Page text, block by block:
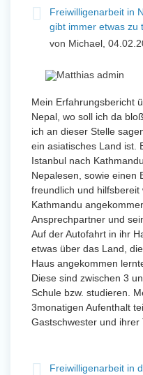
Freiwilligenarbeit in
gibt immer etwas zu
von Michael,
Mein Erfahrungsbericht
Nepal, wo soll ich da
ich an dieser Stelle
ein asiatisches Land ist.
Istanbul nach
Nepalesen, sowie einen
freundlich und
Kathmandu
Ansprechpartner und
Auf der Autofahrt in ihr
etwas über das Land,
Haus angekommen
Diese sind zwischen 3
Schule bzw. studieren.
3monatigen Aufenthalt
Gastschwester und ihrer
Freiwilligenarbeit in